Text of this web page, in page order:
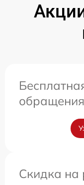
обращения
Скидка на